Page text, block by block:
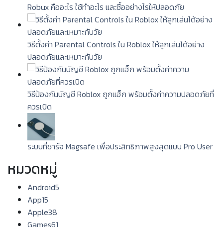
Robux คืออะไร ใช้ทำอะไร และซื้ออย่างไรให้ปลอดภัย
วิธีตั้งค่า Parental Controls ใน Roblox ให้ลูกเล่นได้อย่าง
ปลอดภัยและเหมาะกับวัย
วิธีป้องกันบัญชี Roblox ถูกแฮ็ก พร้อมตั้งค่าความปลอดภัยที่
ควรเปิด
ระบบที่ชาร์จ Magsafe เพื่อประสิทธิภาพสูงสุดแบบ Pro User
หมวดหมู่
Android5
App15
Apple38
Games61